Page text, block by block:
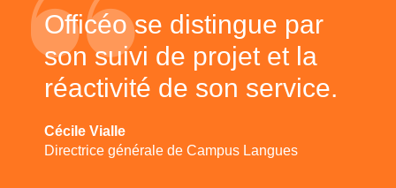
Officéo se distingue par
son suivi de projet et la
réactivité de son service.
Cécile Vialle
Directrice générale de Campus Langues